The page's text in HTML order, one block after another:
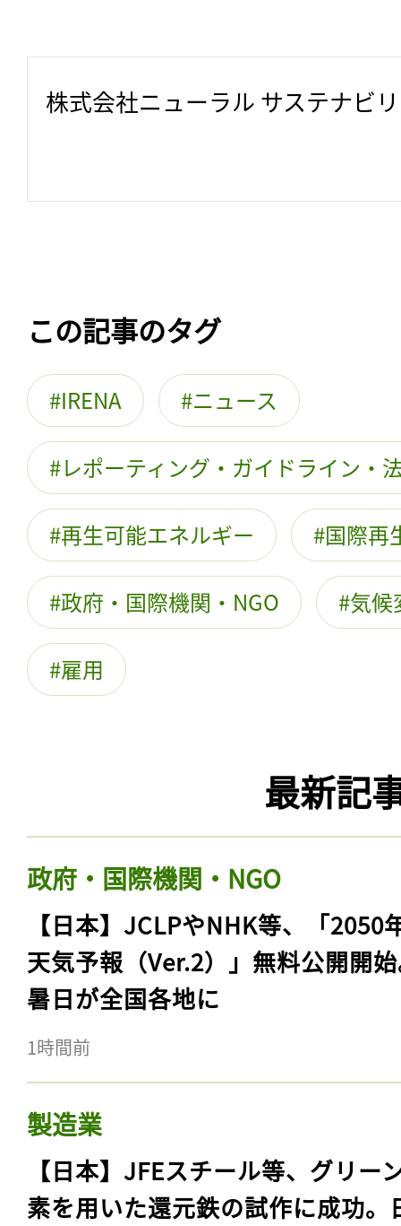
株式会社ニューラル サステナビ
この記事のタグ
IRENA ニュース
レポーティング・ガイドライン・
再生可能エネルギー 国際再
政府・国際機関・NGO 気候
雇用
最新記
政府・国際機関・NGO
【日本】JCLPやNHK等、「2050
天気予報（Ver.2）」無料公開開
暑日が全国各地に
1時間前
製造業
【日本】JFEスチール等、グリー
素を用いた還元鉄の試作に成功。